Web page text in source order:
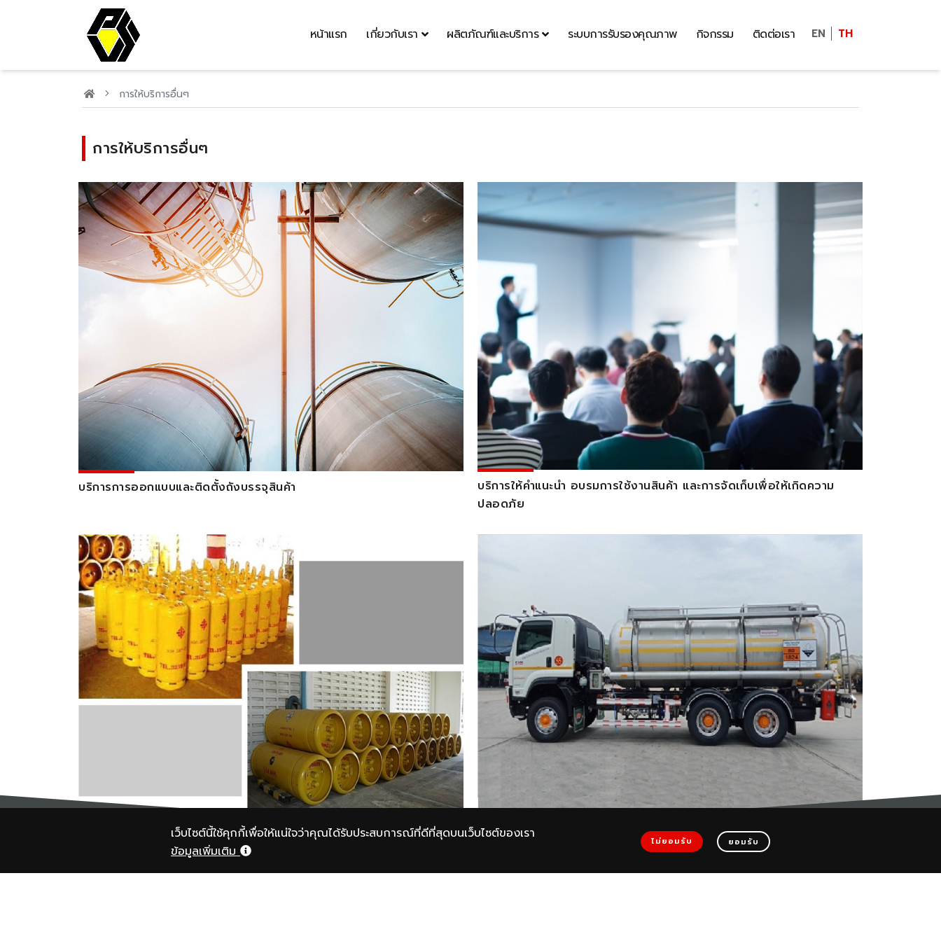
หน้าแรก เกี่ยวกับเรา ผลิตภัณฑ์และบริการ ระบบการรับรองคุณภาพ กิจกรรม ติดต่อเรา EN TH
เว็บไซต์นี้ใช้คุกกี้เพื่อให้แน่ใจว่าคุณได้รับประสบการณ์ที่ดีที่สุดบนเว็บไซต์ของเรา
ข้อมูลเพิ่มเติม
ไม่ยอมรับ ยอมรับ
การให้บริการอื่นๆ
การให้บริการอื่นๆ
บริการการออกแบบและติดตั้งถังบรรจุสินค้า
บริการให้คำแนะนำ อบรมการใช้งานสินค้า และการจัดเก็บเพื่อให้เกิดความ
ปลอดภัย
การติดตั้งอุปกรณ์การใช้งานคลอรีนเหลว บริการถ่ายโอนสินค้าจากถังบรรจุชั่วคราวลงรถแท้งค์ติดตรึง
© Siam PVS Chemicals Company Limited.